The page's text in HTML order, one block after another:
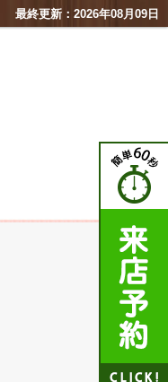
最終更新：2026年08月09日